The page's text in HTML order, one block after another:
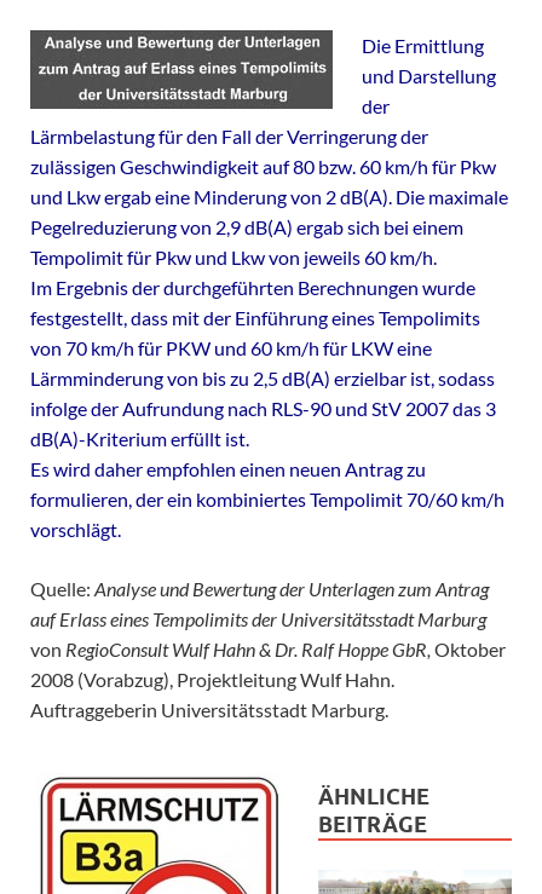
Die Ermittlung
und Darstellung
der
Lärmbelastung für den Fall der Verringerung der
zulässigen Geschwindigkeit auf 80 bzw. 60 km/h für Pkw
und Lkw ergab eine Minderung von 2 dB(A). Die maximale
Pegelreduzierung von 2,9 dB(A) ergab sich bei einem
Tempolimit für Pkw und Lkw von jeweils 60 km/h.
Im Ergebnis der durchgeführten Berechnungen wurde
festgestellt, dass mit der Einführung eines Tempolimits
von 70 km/h für PKW und 60 km/h für LKW eine
Lärmminderung von bis zu 2,5 dB(A) erzielbar ist, sodass
infolge der Aufrundung nach RLS-90 und StV 2007 das 3
dB(A)-Kriterium erfüllt ist.
Es wird daher empfohlen einen neuen Antrag zu
formulieren, der ein kombiniertes Tempolimit 70/60 km/h
vorschlägt.
Quelle: Analyse und Bewertung der Unterlagen zum Antrag
auf Erlass eines Tempolimits der Universitätsstadt Marburg
von RegioConsult Wulf Hahn & Dr. Ralf Hoppe GbR, Oktober
2008 (Vorabzug), Projektleitung Wulf Hahn.
Auftraggeberin Universitätsstadt Marburg.
ÄHNLICHE
BEITRÄGE